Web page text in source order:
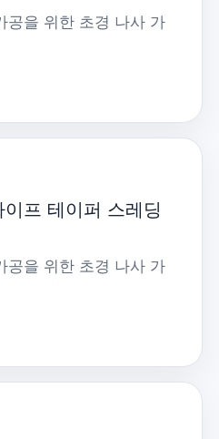
공을 위한 초경 나사 가
프 테이퍼 스레딩
공을 위한 초경 나사 가